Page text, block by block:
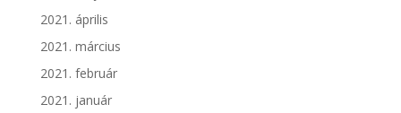
2021. április
2021. március
2021. február
2021. január